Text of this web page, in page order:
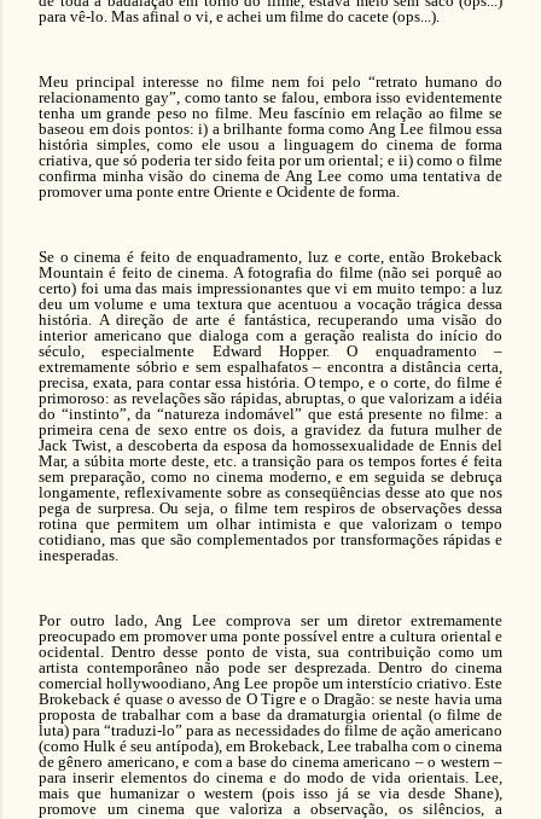
para vê-lo. Mas afinal o vi, e achei um filme do cacete (ops...).
Meu principal interesse no filme nem foi pelo “retrato humano do
relacionamento gay”, como tanto se falou, embora isso evidentemente
tenha um grande peso no filme. Meu fascínio em relação ao filme se
baseou em dois pontos: i) a brilhante forma como Ang Lee filmou essa
história simples, como ele usou a linguagem do cinema de forma
criativa, que só poderia ter sido feita por um oriental; e ii) como o filme
confirma minha visão do cinema de Ang Lee como uma tentativa de
promover uma ponte entre Oriente e Ocidente de forma.
Se o cinema é feito de enquadramento, luz e corte, então Brokeback
Mountain é feito de cinema. A fotografia do filme (não sei porquê ao
certo) foi uma das mais impressionantes que vi em muito tempo: a luz
deu um volume e uma textura que acentuou a vocação trágica dessa
história. A direção de arte é fantástica, recuperando uma visão do
interior americano que dialoga com a geração realista do início do
século, especialmente Edward Hopper. O enquadramento –
extremamente sóbrio e sem espalhafatos – encontra a distância certa,
precisa, exata, para contar essa história. O tempo, e o corte, do filme é
primoroso: as revelações são rápidas, abruptas, o que valorizam a idéia
do “instinto”, da “natureza indomável” que está presente no filme: a
primeira cena de sexo entre os dois, a gravidez da futura mulher de
Jack Twist, a descoberta da esposa da homossexualidade de Ennis del
Mar, a súbita morte deste, etc. a transição para os tempos fortes é feita
sem preparação, como no cinema moderno, e em seguida se debruça
longamente, reflexivamente sobre as conseqüências desse ato que nos
pega de surpresa. Ou seja, o filme tem respiros de observações dessa
rotina que permitem um olhar intimista e que valorizam o tempo
cotidiano, mas que são complementados por transformações rápidas e
inesperadas.
Por outro lado, Ang Lee comprova ser um diretor extremamente
preocupado em promover uma ponte possível entre a cultura oriental e
ocidental. Dentro desse ponto de vista, sua contribuição como um
artista contemporâneo não pode ser desprezada. Dentro do cinema
comercial hollywoodiano, Ang Lee propõe um interstício criativo. Este
Brokeback é quase o avesso de O Tigre e o Dragão: se neste havia uma
proposta de trabalhar com a base da dramaturgia oriental (o filme de
luta) para “traduzi-lo” para as necessidades do filme de ação americano
(como Hulk é seu antípoda), em Brokeback, Lee trabalha com o cinema
de gênero americano, e com a base do cinema americano – o western –
para inserir elementos do cinema e do modo de vida orientais. Lee,
mais que humanizar o western (pois isso já se via desde Shane),
promove um cinema que valoriza a observação, os silêncios, a